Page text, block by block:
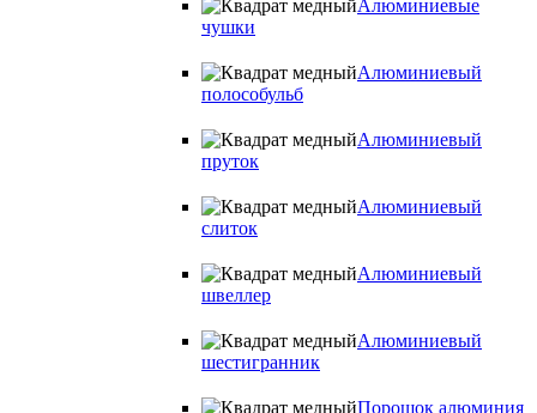
Алюминиевые
чушки
Алюминиевый
полособульб
Алюминиевый
пруток
Алюминиевый
слиток
Алюминиевый
швеллер
Алюминиевый
шестигранник
Порошок алюминия